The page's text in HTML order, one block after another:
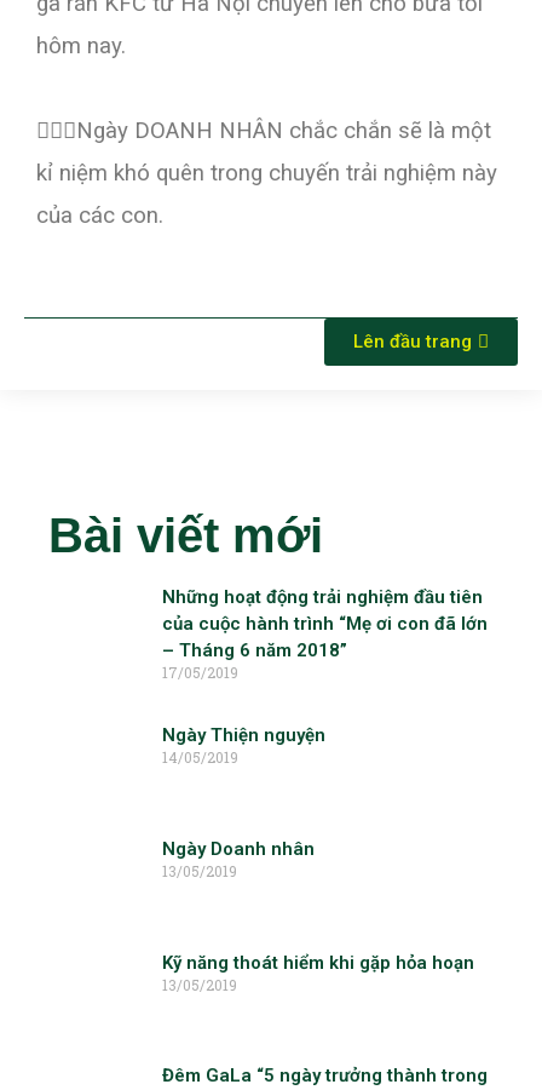
hôm nay.
💁🏼‍♀️Ngày DOANH NHÂN chắc chắn sẽ là một
kỉ niệm khó quên trong chuyến trải nghiệm này
của các con.
Lên đầu trang
Bài viết mới
Những hoạt động trải nghiệm đầu tiên
của cuộc hành trình “Mẹ ơi con đã lớn
– Tháng 6 năm 2018”
17/05/2019
Ngày Thiện nguyện
14/05/2019
Ngày Doanh nhân
13/05/2019
Kỹ năng thoát hiểm khi gặp hỏa hoạn
13/05/2019
Đêm GaLa “5 ngày trưởng thành trong